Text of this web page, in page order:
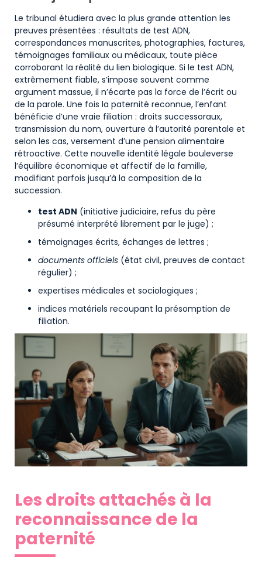
Le tribunal étudiera avec la plus grande attention les
preuves présentées : résultats de test ADN,
correspondances manuscrites, photographies, factures,
témoignages familiaux ou médicaux, toute pièce
corroborant la réalité du lien biologique. Si le test ADN,
extrêmement fiable, s’impose souvent comme
argument massue, il n’écarte pas la force de l’écrit ou
de la parole. Une fois la paternité reconnue, l’enfant
bénéficie d’une vraie filiation : droits successoraux,
transmission du nom, ouverture à l’autorité parentale et
selon les cas, versement d’une pension alimentaire
rétroactive. Cette nouvelle identité légale bouleverse
l’équilibre économique et affectif de la famille,
modifiant parfois jusqu’à la composition de la
succession.
test ADN (initiative judiciaire, refus du père
présumé interprété librement par le juge) ;
témoignages écrits, échanges de lettres ;
documents officiels (état civil, preuves de contact
régulier) ;
expertises médicales et sociologiques ;
indices matériels recoupant la présomption de
filiation.
Les droits attachés à la
reconnaissance de la
paternité